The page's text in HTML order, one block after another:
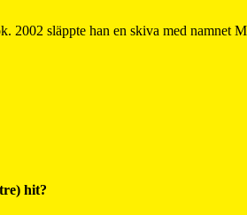
släppte han en skiva med namnet
hit?